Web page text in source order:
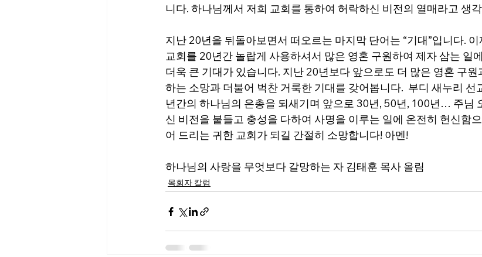
니다. 하나님께서 저희 교회를 통하여 허락하신 비전의 열매라고 생
지난 20년을 뒤돌아보면서 떠오르는 마지막 단어는 “기대”입니다.
교회를 20년간 놀랍게 사용하셔서 많은 영혼 구원하여 제자 삼는 일
더욱 큰 기대가 있습니다. 지난 20년보다 앞으로도 더 많은 영혼 구
하는 소망과 더불어 벅찬 거룩한 기대를 갖어봅니다.  부디 새누리
년간의 하나님의 은총을 되새기며 앞으로 30년, 50년, 100년… 주님
신 비전을 붙들고 충성을 다하여 사명을 이루는 일에 온전히 헌신함
어 드리는 귀한 교회가 되길 간절히 소망합니다! 아멘!
하나님의 사랑을 무엇보다 갈망하는 자 김태훈 목사 올림
목회자 칼럼